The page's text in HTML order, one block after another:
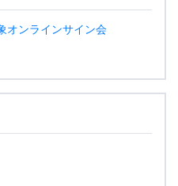
オンラインサイン会